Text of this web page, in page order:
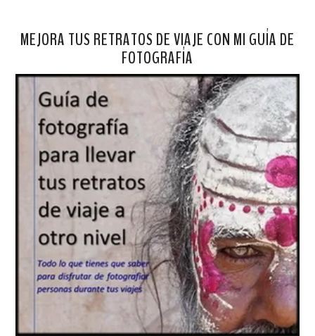
MEJORA TUS RETRATOS DE VIAJE CON MI GUÍA DE
FOTOGRAFÍA